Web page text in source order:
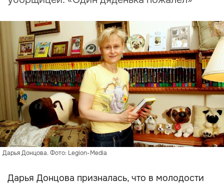
Дарья Донцова. Фото: Legion-Media
Дарья Донцова призналась, что в молодости